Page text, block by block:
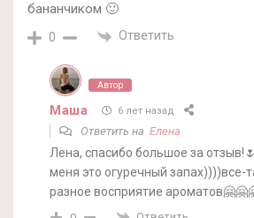
бананчиком 🙂
0 Ответить
Автор
Маша 6 лет назад
Ответить на Елена
Лена, спасибо большое за
меня это огуречный запах))))все-
разное восприятие